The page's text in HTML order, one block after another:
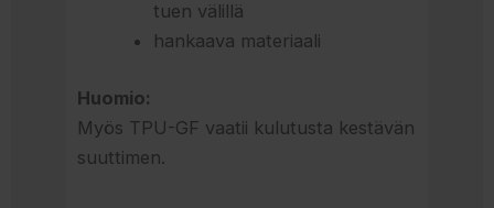
tuen välillä
hankaava materiaali
Huomio:
Myös TPU-GF vaatii kulutusta kestävän
suuttimen.